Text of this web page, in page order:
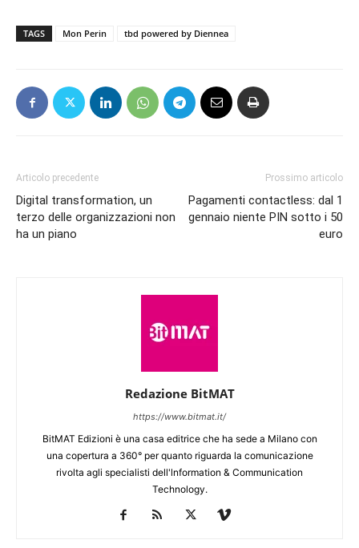
TAGS Mon Perin tbd powered by Diennea
Articolo precedente
Digital transformation, un
terzo delle organizzazioni non
ha un piano
Prossimo articolo
Pagamenti contactless: dal 1
gennaio niente PIN sotto i 50
euro
Redazione BitMAT
https://www.bitmat.it/
BitMAT Edizioni è una casa editrice che ha sede a Milano con
una copertura a 360° per quanto riguarda la comunicazione
rivolta agli specialisti dell'lnformation & Communication
Technology.